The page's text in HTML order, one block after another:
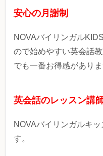
安心の月謝制
NOVAバイリンガル
ので始めやすい英会話
でも一番お得感がありま
英会話のレッスン講
NOVAバイリンガルキ
す。